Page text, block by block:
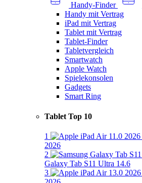
Handy-Finder
Handy mit Vertrag
iPad mit Vertrag
Tablet mit Vertrag
Tablet-Finder
Tabletvergleich
Smartwatch
Apple Watch
Spielekonsolen
Gadgets
Smart Ring
Tablet Top 10
1
2026
2
Galaxy Tab S11 Ultra 14.6
3